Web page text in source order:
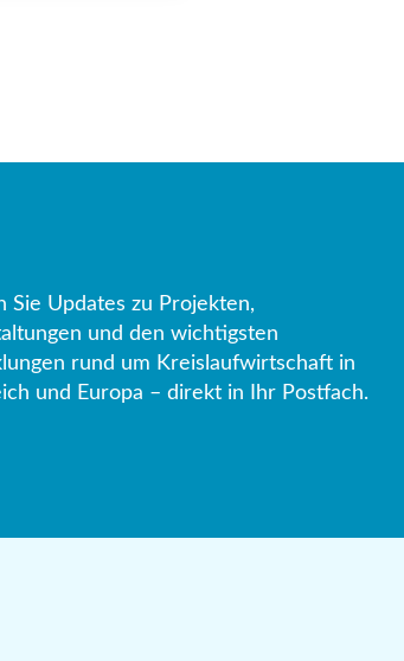
Sie Updates zu Projekten,
und den wichtigsten
rund um Kreislaufwirtschaft in
und Europa – direkt in Ihr Postfach.